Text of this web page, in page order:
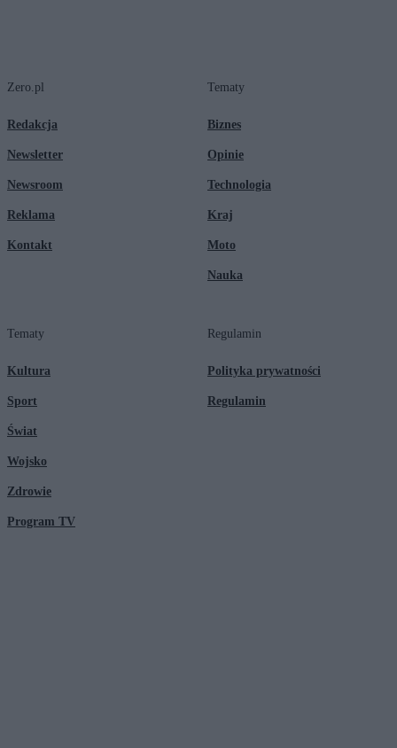
Zero.pl
Redakcja
Newsletter
Newsroom
Reklama
Kontakt
Tematy
Biznes
Opinie
Technologia
Kraj
Moto
Nauka
Tematy
Kultura
Sport
Świat
Wojsko
Zdrowie
Program TV
Regulamin
Polityka prywatności
Regulamin